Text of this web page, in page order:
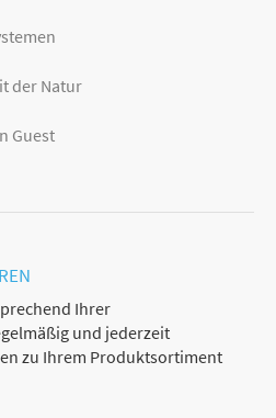
der Natur
Guest
Ihrer
und jederzeit
zu Ihrem Produktsortiment